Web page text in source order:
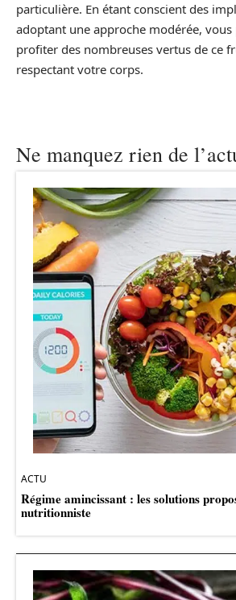
particulière. En étant conscient des
adoptant une approche modérée,
profiter des nombreuses vertus de ce
respectant votre corps.
Ne manquez rien de
ACTU
Régime amincissant : les solutions
nutritionniste